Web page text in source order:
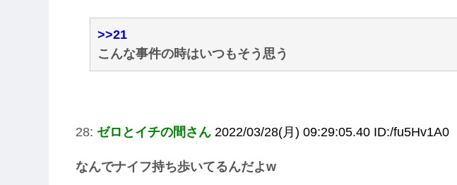
>>21
こんな事件の時はいつもそう思う
28: ゼロとイチの間さん 2022/03/28(月) 09:29:05.40 ID:/fu5Hv1A0
なんでナイフ持ち歩いてるんだよw